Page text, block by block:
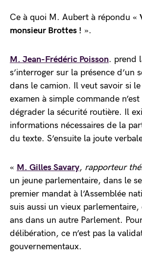
Ce à quoi M. Aubert à répondu «
monsieur Brottes ! ».
M. Jean-Frédéric Poisson. prend
s’interroger sur la présence d’un
dans le camion. Il veut savoir si le
examen à simple commande
dégrader la sécurité routière. Il
informations nécessaires de la
du texte. S’ensuite la joute
« M. Gilles Savary, rapporteur
un jeune parlementaire, dans le
premier mandat à l’Assemblée
suis aussi un vieux parlementaire,
ans dans un autre Parlement.
délibération, ce n’est pas la
gouvernementaux.